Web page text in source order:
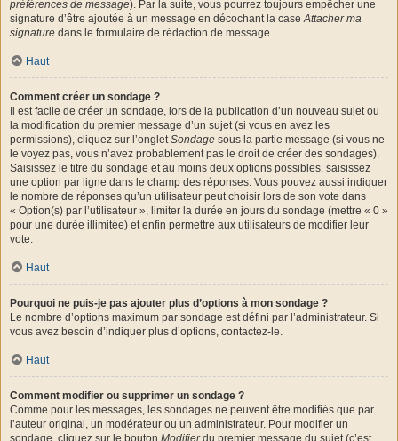
préférences de message). Par la suite, vous pourrez toujours empêcher une
signature d’être ajoutée à un message en décochant la caseAttacher ma
signature dans le formulaire de rédaction de message.
Haut
Comment créer un sondage ?
Il est facile de créer un sondage, lors de la publication d’un nouveau sujet ou
la modification du premier message d’un sujet (si vous en avez les
permissions), cliquez sur l’ongletSondage sous la partie message (si vous ne
le voyez pas, vous n’avez probablement pas le droit de créer des sondages).
Saisissez le titre du sondage et au moins deux options possibles, saisissez
une option par ligne dans le champ des réponses. Vous pouvez aussi indiquer
le nombre de réponses qu’un utilisateur peut choisir lors de son vote dans
« Option(s) par l’utilisateur », limiter la durée en jours du sondage (mettre « 0 »
pour une durée illimitée) et enfin permettre aux utilisateurs de modifier leur
vote.
Haut
Pourquoi ne puis-je pas ajouter plus d’options à mon sondage ?
Le nombre d’options maximum par sondage est défini par l’administrateur. Si
vous avez besoin d’indiquer plus d’options, contactez-le.
Haut
Comment modifier ou supprimer un sondage ?
Comme pour les messages, les sondages ne peuvent être modifiés que par
l’auteur original, un modérateur ou un administrateur. Pour modifier un
sondage, cliquez sur le bouton Modifierdu premier message du sujet (c’est